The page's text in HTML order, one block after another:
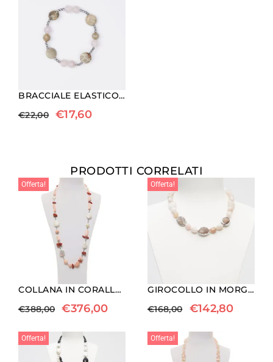
BRACCIALE ELASTICO IN EMATITE, QUARZO ROSA E CORALLO FOSSILE
€22,00 €17,60
PRODOTTI CORRELATI
Offerta!
COLLANA IN CORALLO ROSSO E PELLE D’ANGELO CON EMATITE
€388,00 €376,00
Offerta!
GIROCOLLO IN MORGANITE E PIETRA DEL SOLE
€168,00 €142,80
Offerta! Offerta!